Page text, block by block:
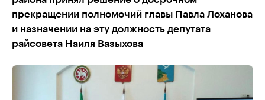
прекращении полномочий главы Павла Лоханова
и назначении на эту должность депутата
райсовета Наиля Вазыхова